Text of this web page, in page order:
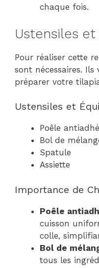
chaque fois.
Ustensiles
Pour réaliser cette
sont nécessaires.
préparer votre
Ustensiles et
Poêle
Bol de
Spatule
Assiette
Importance de
Poêle
cuisson
colle,
Bol de
tous les